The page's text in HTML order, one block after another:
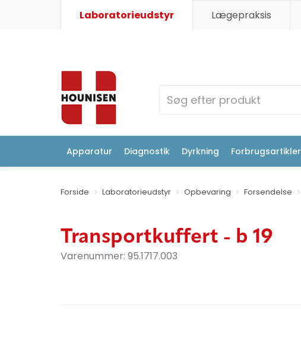
Laboratorieudstyr Lægepraksis
Apparatur Diagnostik Dyrkning Forbrugsartikler
Forside Laboratorieudstyr Opbevaring Forsendelse
Transportkuffert - b 19
Varenummer: 95.1717.003